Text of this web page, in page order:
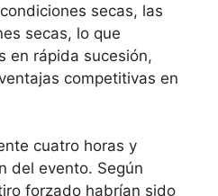
secas, las
secas, lo que
en rápida sucesión,
competitivas en
cuatro horas y
del evento. Según
forzado habrían sido